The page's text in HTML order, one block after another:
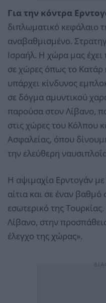
Για την κόντρα
διπλωματικό κεφάλαιο
αναβαθμισμένο.
Ισραήλ. Η χώρα μας
σε χώρες όπως το Κατάρ
υπάρχει κίνδυνος
σε δόγμα αμυντικού
παρούσα στον Λίβανο,
στις χώρες του Κόλπου
Ασφαλείας, όπου
την ελεύθερη
Η αψιμαχία Ερντογάν
αίτια και σε έναν βαθμό
εσωτερικό της
Λίβανο, στην
έλεγχο της χώρας».